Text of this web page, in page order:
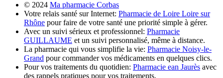
© 2024 Ma pharmacie Corbas
Votre relais santé sur Internet: Pharmacie de Loire Loire sur
Rhône pour faire de votre santé une priorité simple à gérer.
Avec un suivi sérieux et professionnel: Pharmacie
GUILLAUME et un suivi personnalisé, même à distance.
La pharmacie qui vous simplifie la vie: Pharmacie Noisy-le-
Grand pour commander vos médicaments en quelques clics.
Pour vos traitements du quotidien: Pharmacie ean Jaurès avec
des rappels pratiques pour vos traitements.